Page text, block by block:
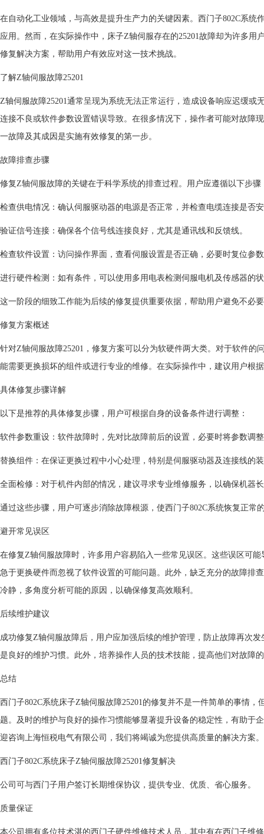
在自动化工业领域，与高效是提升生产力的关键因素。西门子802C系
应用。然而，在实际操作中，床子Z轴伺服存在的25201故障却为许多用
修复解决方案，帮助用户有效应对这一技术挑战。
了解Z轴伺服故障25201
Z轴伺服故障25201通常呈现为系统无法正常运行，造成设备响应迟缓
连接不良或软件参数设置错误导致。在很多情况下，操作者可能对故障
一故障及其成因是实施有效修复的第一步。
故障排查步骤
修复Z轴伺服故障的关键在于科学系统的排查过程。用户应遵循以下步
检查供电情况：确认伺服驱动器的电源是否正常，并检查电缆连接是否
验证信号连接：确保各个信号线连接良好，尤其是通讯线和反馈线。
检查软件设置：访问操作界面，查看伺服设置是否正确，必要时复位参
进行硬件检测：如有条件，可以使用多用电表检测伺服电机及传感器的
这一阶段的细致工作能为后续的修复提供重要依据，帮助用户避免不必
修复方案概述
针对Z轴伺服故障25201，修复方案可以分为软硬件两大类。对于软件
能需要更换损坏的组件或进行专业的维修。在实际操作中，建议用户根
具体修复步骤详解
以下是推荐的具体修复步骤，用户可根据自身的设备条件进行调整：
软件参数重设：软件故障时，先对比故障前后的设置，必要时将参数调
替换组件：在保证更换过程中小心处理，特别是伺服驱动器及连接线的
全面检修：对于机件内部的情况，建议寻求专业维修服务，以确保机器
通过这些步骤，用户可逐步消除故障根源，使西门子802C系统恢复正常
避开常见误区
在修复Z轴伺服故障时，许多用户容易陷入一些常见误区。这些误区可
急于更换硬件而忽视了软件设置的可能问题。此外，缺乏充分的故障排
冷静，多角度分析可能的原因，以确保修复高效顺利。
后续维护建议
成功修复Z轴伺服故障后，用户应加强后续的维护管理，防止故障再次
是良好的维护习惯。此外，培养操作人员的技术技能，提高他们对故障
总结
西门子802C系统床子Z轴伺服故障25201的修复并不是一件简单的事情
题。及时的维护与良好的操作习惯能够显著提升设备的稳定性，有助于
迎咨询上海恒税电气有限公司，我们将竭诚为您提供高质量的解决方案。
西门子802C系统床子Z轴伺服故障25201修复解决
公司可与西门子用户签订长期维保协议，提供专业、优质、省心服务。
质量保证
本公司拥有多位技术湛的西门子硬件维修技术人员，其中有在西门子维